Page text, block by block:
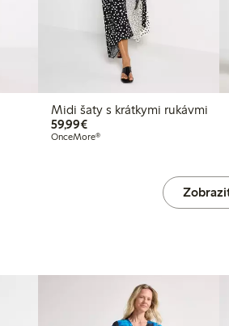
Midi šaty s krátkymi rukávmi
59,99€59,99 €
OnceMore®